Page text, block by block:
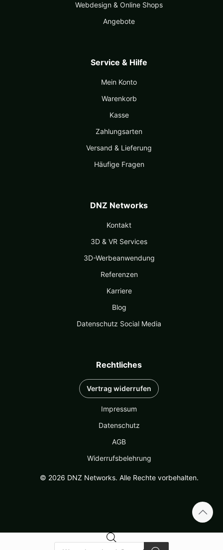
Webdesign & Online Shops
Angebote
Service & Hilfe
Mein Konto
Warenkorb
Kasse
Zahlungsarten
Versand & Lieferung
Häufige Fragen
DNZ Networks
Kontakt
3D & VR Services
3D-Werbeanwendung
Referenzen
Karriere
Blog
Datenschutz Social Media
Rechtliches
Vertrag widerrufen
Impressum
Datenschutz
AGB
Widerrufsbelehrung
© 2026 DNZ Networks. Alle Rechte vorbehalten.
Products